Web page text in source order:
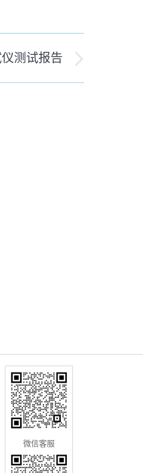
测试报告
微信客服